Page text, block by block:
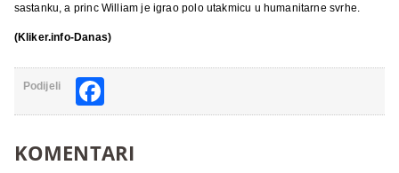
sastanku, a princ William je igrao polo utakmicu u humanitarne svrhe.
(Kliker.info-Danas)
Podijeli
KOMENTARI